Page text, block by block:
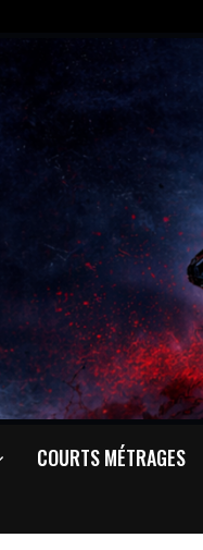
COURTS MÉTRAGES